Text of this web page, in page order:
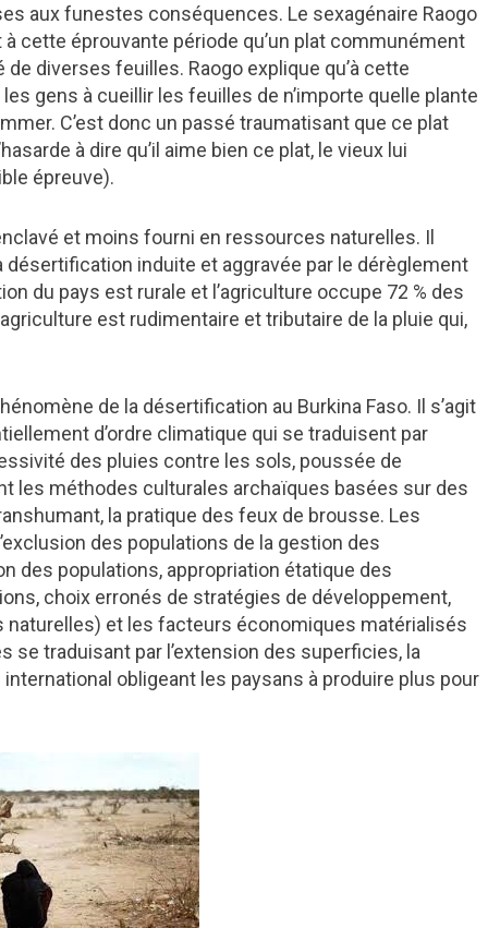
aux funestes conséquences. Le sexagénaire Raogo
à cette éprouvante période qu’un plat communément
diverses feuilles. Raogo explique qu’à cette
gens à cueillir les feuilles de n’importe quelle plante
C’est donc un passé traumatisant que ce plat
à dire qu’il aime bien ce plat, le vieux lui
épreuve).
et moins fourni en ressources naturelles. Il
induite et aggravée par le dérèglement
du pays est rurale et l’agriculture occupe 72 % des
est rudimentaire et tributaire de la pluie qui,
de la désertification au Burkina Faso. Il s’agit
d’ordre climatique qui se traduisent par
des pluies contre les sols, poussée de
les méthodes culturales archaïques basées sur des
la pratique des feux de brousse. Les
des populations de la gestion des
des populations, appropriation étatique des
choix erronés de stratégies de développement,
et les facteurs économiques matérialisés
se traduisant par l’extension des superficies, la
obligeant les paysans à produire plus pour